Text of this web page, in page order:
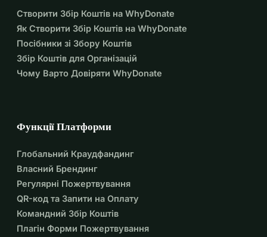
Створити Збір Коштів на WhyDonate
Як Створити Збір Коштів на WhyDonate
Посібники зі Збору Коштів
Збір Коштів для Організацій
Чому Варто Довіряти WhyDonate
Функції Платформи
Глобальний Краудфандинг
Власний Брендинг
Регулярні Пожертвування
QR-код та Запити на Оплату
Командний Збір Коштів
Плагін Форми Пожертвування